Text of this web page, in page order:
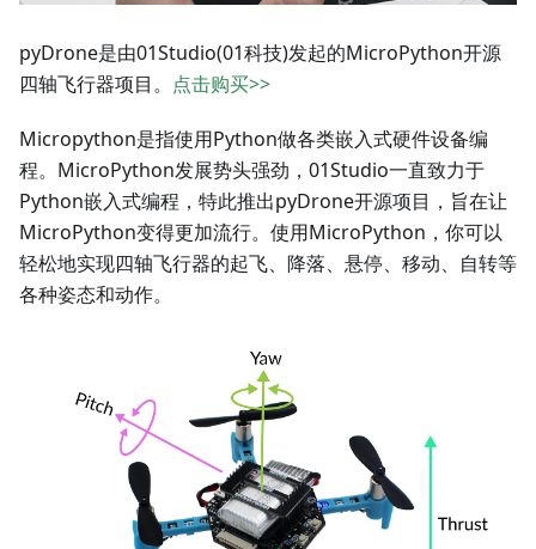
pyDrone是由01Studio(01科技)发起的MicroPython开源
四轴飞行器项目。 点击购买>>
Micropython是指使用Python做各类嵌入式硬件设备编
程。MicroPython发展势头强劲，01Studio一直致力于
Python嵌入式编程，特此推出pyDrone开源项目，旨在让
MicroPython变得更加流行。使用MicroPython，你可以
轻松地实现四轴飞行器的起飞、降落、悬停、移动、自转等
各种姿态和动作。